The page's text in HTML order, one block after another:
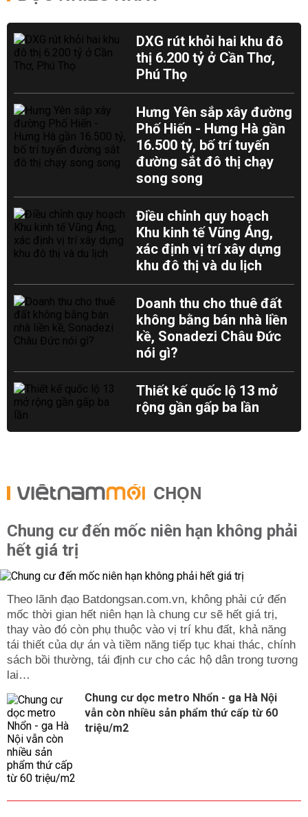
DXG rút khỏi hai khu đô
thị 6.200 tỷ ở Cần Thơ,
Phú Thọ
Hưng Yên sắp xây đường
Phố Hiến - Hưng Hà gần
16.500 tỷ, bố trí tuyến
đường sắt đô thị chạy
song song
Điều chỉnh quy hoạch
Khu kinh tế Vũng Áng,
xác định vị trí xây dựng
khu đô thị và du lịch
Doanh thu cho thuê đất
không bằng bán nhà liền
kề, Sonadezi Châu Đức
nói gì?
Thiết kế quốc lộ 13 mở
rộng gần gấp ba lần
CHỌN
Chung cư đến mốc niên hạn không phải
hết giá trị
Theo lãnh đạo Batdongsan.com.vn, không phải cứ đến
mốc thời gian hết niên hạn là chung cư sẽ hết giá trị,
thay vào đó còn phụ thuộc vào vị trí khu đất, khả năng
tái thiết của dự án và tiềm năng tiếp tục khai thác, chính
sách bồi thường, tái định cư cho các hộ dân trong tương
lai…
Chung cư dọc metro Nhổn - ga Hà Nội
vẫn còn nhiều sản phẩm thứ cấp từ 60
triệu/m2